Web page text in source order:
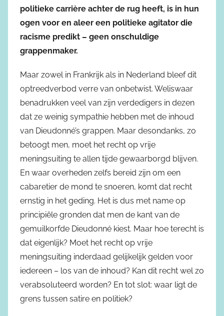
politieke carrière achter de rug heeft, is in hun
ogen voor en aleer een politieke agitator die
racisme predikt – geen onschuldige
grappenmaker.
Maar zowel in Frankrijk als in Nederland bleef dit
optreedverbod verre van onbetwist. Weliswaar
benadrukken veel van zijn verdedigers in dezen
dat ze weinig sympathie hebben met de inhoud
van Dieudonné’s grappen. Maar desondanks, zo
betoogt men, moet het recht op vrije
meningsuiting te allen tijde gewaarborgd blijven.
En waar overheden zelfs bereid zijn om een
cabaretier de mond te snoeren, komt dat recht
ernstig in het geding. Het is dus met name op
principiële gronden dat men de kant van de
gemuilkorfde Dieudonné kiest. Maar hoe terecht is
dat eigenlijk? Moet het recht op vrije
meningsuiting inderdaad gelijkelijk gelden voor
iedereen – los van de inhoud? Kan dit recht wel zo
verabsoluteerd worden? En tot slot: waar ligt de
grens tussen satire en politiek?